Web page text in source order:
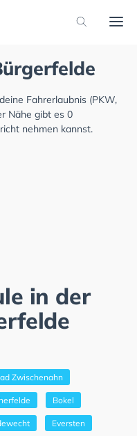
Fahrerlaubnis (PKW,
Nähe gibt es 0
nehmen kannst.
in der
Zwischenahn
Bokel
Eversten